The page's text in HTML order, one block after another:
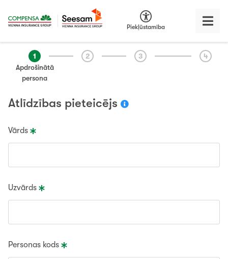
Piekļūstamība
1
Apdrošinātā
persona
2 3 4
Atlīdzības pieteicējs
Vārds
Uzvārds
Personas kods